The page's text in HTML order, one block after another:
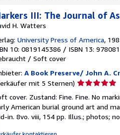
III: The Journal of
H. Watters
University Press of America,
10: 0819145386 / ISBN 13:
/ Soft cover
A Book Preserve/ John A.
mit 5 Sternen)
von
5
Sternen
cover. Zustand: Fine. Fine. No
American burial ground art and
in. 8vo. viii, 154 pp. Illus.; photos;